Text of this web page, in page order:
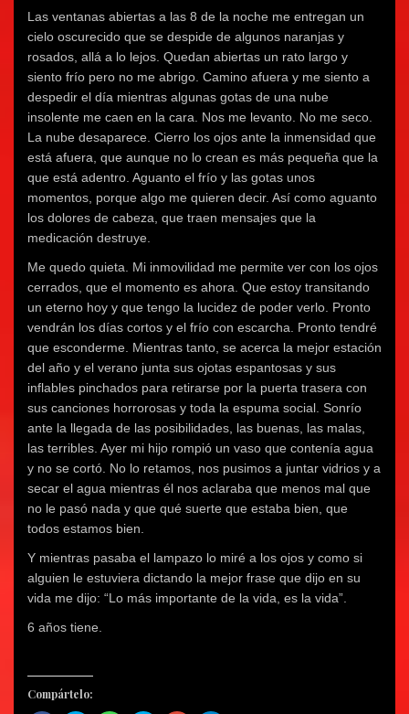
Las ventanas abiertas a las 8 de la noche me entregan un
cielo oscurecido que se despide de algunos naranjas y
rosados, allá a lo lejos. Quedan abiertas un rato largo y
siento frío pero no me abrigo. Camino afuera y me siento a
despedir el día mientras algunas gotas de una nube
insolente me caen en la cara. Nos me levanto. No me seco.
La nube desaparece. Cierro los ojos ante la inmensidad que
está afuera, que aunque no lo crean es más pequeña que la
que está adentro. Aguanto el frío y las gotas unos
momentos, porque algo me quieren decir. Así como aguanto
los dolores de cabeza, que traen mensajes que la
medicación destruye.
Me quedo quieta. Mi inmovilidad me permite ver con los ojos
cerrados, que el momento es ahora. Que estoy transitando
un eterno hoy y que tengo la lucidez de poder verlo. Pronto
vendrán los días cortos y el frío con escarcha. Pronto tendré
que esconderme. Mientras tanto, se acerca la mejor estación
del año y el verano junta sus ojotas espantosas y sus
inflables pinchados para retirarse por la puerta trasera con
sus canciones horrorosas y toda la espuma social. Sonrío
ante la llegada de las posibilidades, las buenas, las malas,
las terribles. Ayer mi hijo rompió un vaso que contenía agua
y no se cortó. No lo retamos, nos pusimos a juntar vidrios y a
secar el agua mientras él nos aclaraba que menos mal que
no le pasó nada y que qué suerte que estaba bien, que
todos estamos bien.
Y mientras pasaba el lampazo lo miré a los ojos y como si
alguien le estuviera dictando la mejor frase que dijo en su
vida me dijo: “Lo más importante de la vida, es la vida”.
6 años tiene.
Compártelo: